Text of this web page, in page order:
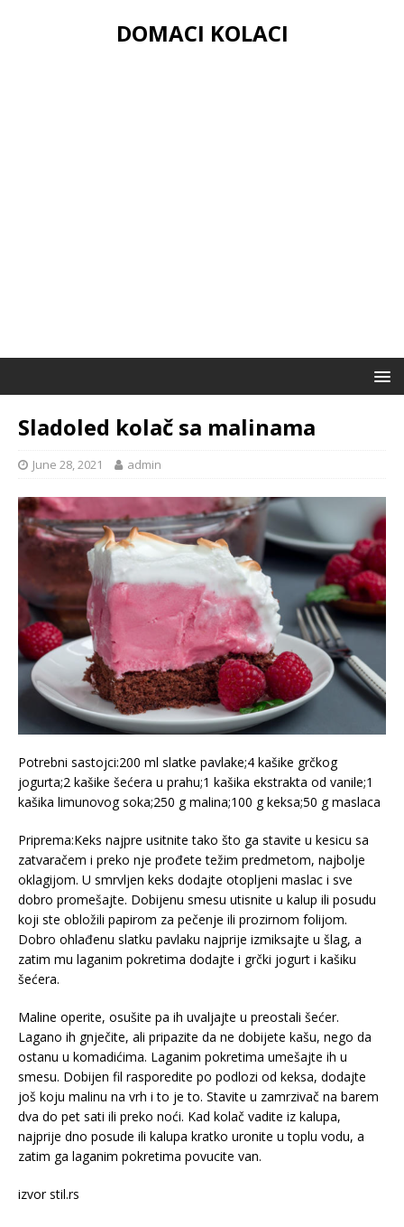
DOMACI KOLACI
Sladoled kolač sa malinama
June 28, 2021 admin
Potrebni sastojci:200 ml slatke pavlake;4 kašike grčkog
jogurta;2 kašike šećera u prahu;1 kašika ekstrakta od vanile;1
kašika limunovog soka;250 g malina;100 g keksa;50 g maslaca
Priprema:Keks najpre usitnite tako što ga stavite u kesicu sa
zatvaračem i preko nje prođete težim predmetom, najbolje
oklagijom. U smrvljen keks dodajte otopljeni maslac i sve
dobro promešajte. Dobijenu smesu utisnite u kalup ili posudu
koji ste obložili papirom za pečenje ili prozirnom folijom.
Dobro ohlađenu slatku pavlaku najprije izmiksajte u šlag, a
zatim mu laganim pokretima dodajte i grčki jogurt i kašiku
šećera.
Maline operite, osušite pa ih uvaljajte u preostali šećer.
Lagano ih gnječite, ali pripazite da ne dobijete kašu, nego da
ostanu u komadićima. Laganim pokretima umešajte ih u
smesu. Dobijen fil rasporedite po podlozi od keksa, dodajte
još koju malinu na vrh i to je to. Stavite u zamrzivač na barem
dva do pet sati ili preko noći. Kad kolač vadite iz kalupa,
najprije dno posude ili kalupa kratko uronite u toplu vodu, a
zatim ga laganim pokretima povucite van.
izvor stil.rs